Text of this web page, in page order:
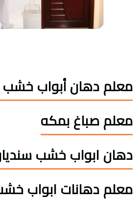
معلم دهان أبواب
معلم صباغ بمكه
دهان ابواب خشب
معلم دهانات ابواب